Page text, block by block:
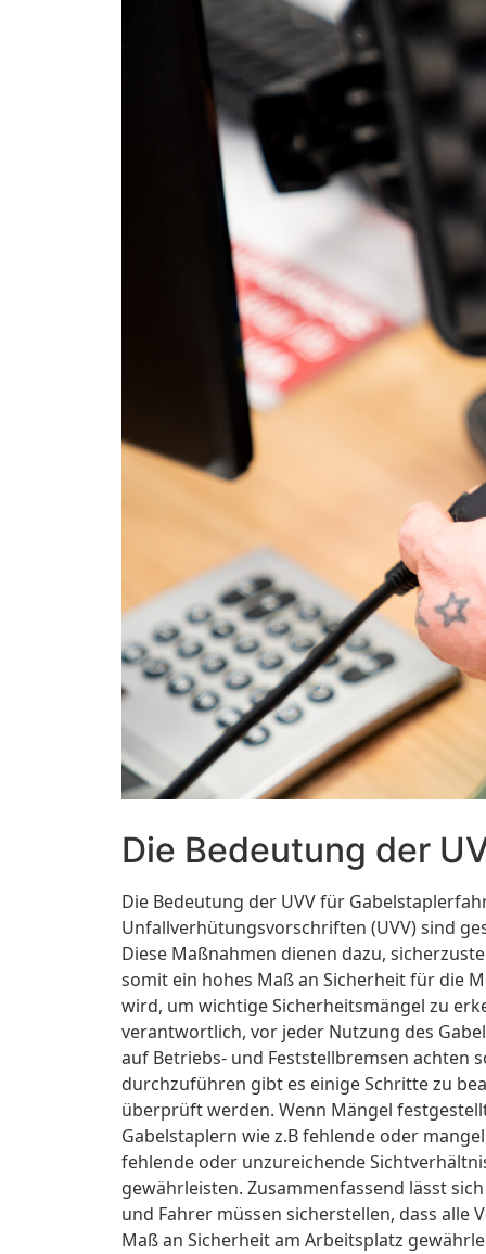
Die Bedeutung der
Die Bedeutung der UVV für
Unfallverhütungsvorschriften (UVV) sind
Diese Maßnahmen dienen dazu,
somit ein hohes Maß an Sicherheit für die
wird, um wichtige Sicherheitsmängel zu
verantwortlich, vor jeder Nutzung des
auf Betriebs- und Feststellbremsen achten
durchzuführen gibt es einige Schritte zu
überprüft werden. Wenn Mängel
Gabelstaplern wie z.B fehlende oder
fehlende oder unzureichende
gewährleisten. Zusammenfassend lässt
und Fahrer müssen sicherstellen, dass
Maß an Sicherheit am Arbeitsplatz